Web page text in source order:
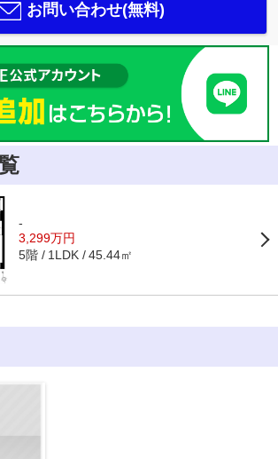
お問い合わせ(無料)
-
3,299万円
5階 1LDK 45.44㎡